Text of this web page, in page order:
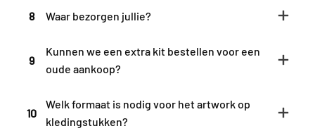
8 Waar bezorgen jullie?
9
Kunnen we een extra kit bestellen voor een
oude aankoop?
10
Welk formaat is nodig voor het artwork op
kledingstukken?